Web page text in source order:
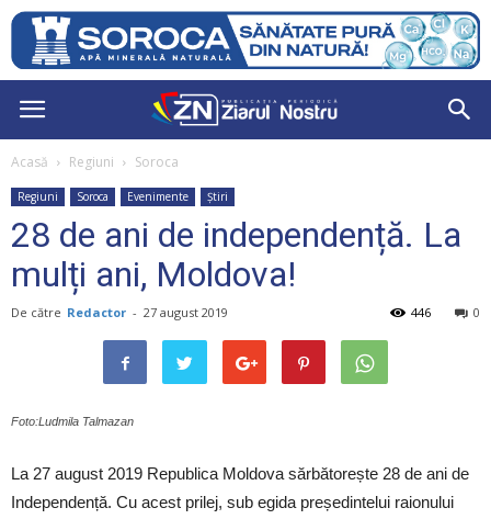
Acasă Regiuni Soroca
Regiuni Soroca Evenimente Știri
28 de ani de independență. La
mulți ani, Moldova!
De către Redactor - 27 august 2019 0
446
Foto:Ludmila Talmazan
La 27 august 2019 Republica Moldova sărbătorește 28 de ani de
Independență. Cu acest prilej, sub egida președintelui raionului